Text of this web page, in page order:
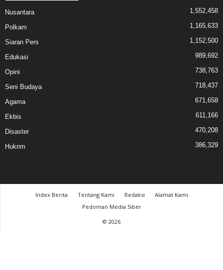
Nusantara 1,552,458
Polkam 1,165,633
Siaran Pers 1,152,500
Edukasi 989,692
Opini 738,763
Seni Budaya 718,437
Agama 671,658
Ekbis 611,166
Disaster 470,208
Hukrim 386,329
Index Berita Tentang Kami Redaksi
Alamat Kami
Pedoman Media Siber
© 2026